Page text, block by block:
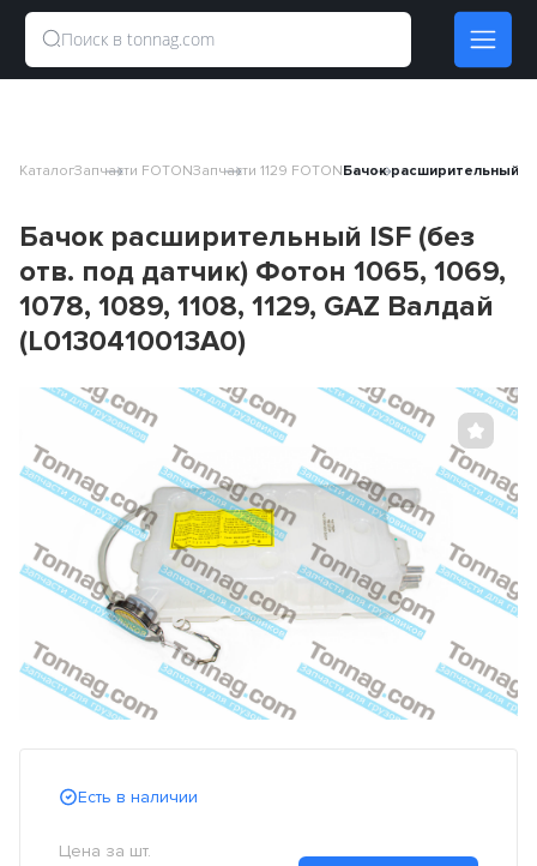
КаталогЗапчасти FOTONЗапчасти 1129 FOTONБачок расширительный
Бачок расширительный ISF (без
отв. под датчик) Фотон 1065, 1069,
1078, 1089, 1108, 1129, GAZ Валдай
(L0130410013A0)
Есть в наличии
Цена за шт.